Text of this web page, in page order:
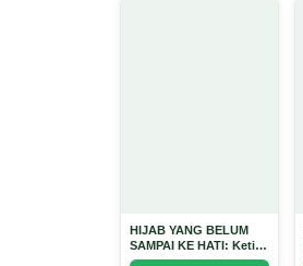
HIJAB YANG BELUM
SAMPAI KE HATI: Ketika
Cinta Seorang Ustadz